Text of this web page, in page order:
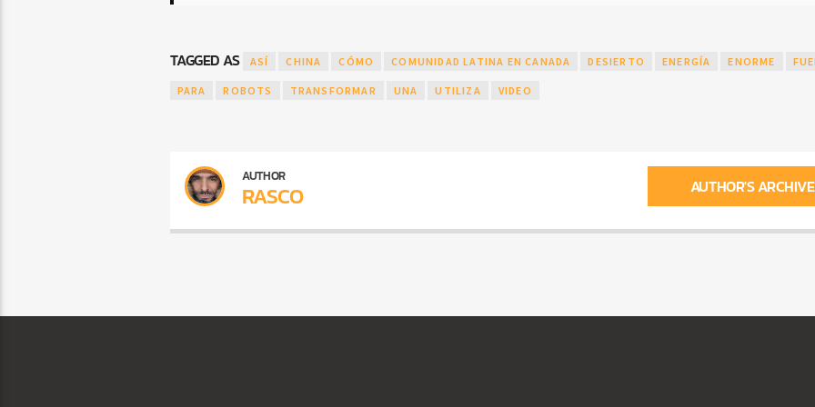
TAGGED AS ASÍ CHINA CÓMO COMUNIDAD LATINA EN CANADA DESIERTO ENERGÍA ENORME
PARA ROBOTS TRANSFORMAR UNA UTILIZA VIDEO
AUTHOR
RASCO AUTHOR'S ARCHIVE